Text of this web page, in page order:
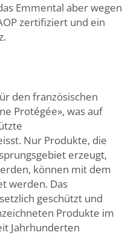
Emmental aber wegen
zertifiziert und ein
den französischen
Protégée», was auf
Nur Produkte, die
erzeugt,
können mit dem
werden. Das
geschützt und
Produkte im
Jahrhunderten